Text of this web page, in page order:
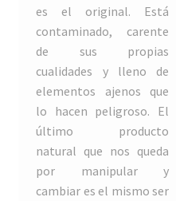
Mandarina borda
Manuel López García
Maria Ortega Estepa
Matti Aikio
NOBINA GUPTA
es el original. Está
contaminado, carente
de sus propias
cualidades y lleno de
elementos ajenos que
lo hacen peligroso. El
último producto
natural que nos queda
por manipular y
cambiar es el mismo ser